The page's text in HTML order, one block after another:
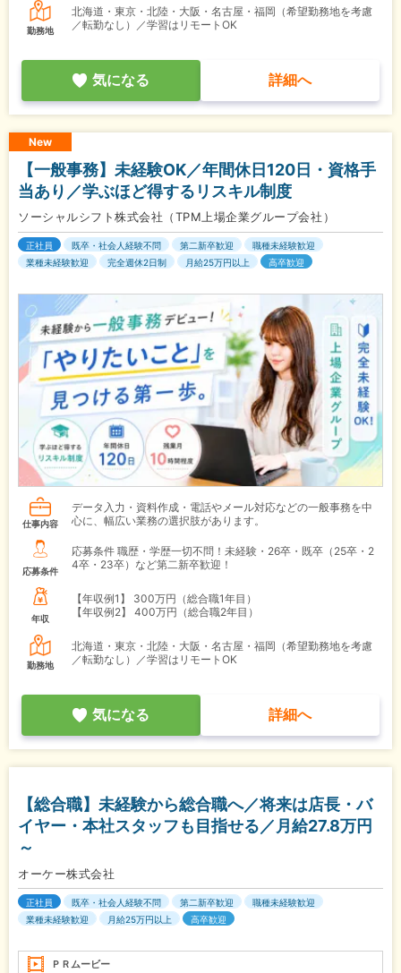
勤務地
北海道・東京・北陸・大阪・名古屋・福岡（希望勤務地を考慮
／転勤なし）／学習はリモートOK
気になる 詳細へ
New
【一般事務】未経験OK／年間休日120日・資格手
当あり／学ぶほど得するリスキル制度
ソーシャルシフト株式会社（TPM上場企業グループ会社）
正社員 既卒・社会人経験不問 第二新卒歓迎
職種未経験歓迎
業種未経験歓迎
完全週休2日制 月給25万円以上 高卒歓迎
仕事内容
データ入力・資料作成・電話やメール対応などの一般事務を中
心に、幅広い業務の選択肢があります。
応募条件
応募条件 職歴・学歴一切不問！未経験・26卒・既卒（25卒・2
4卒・23卒）など第二新卒歓迎！
年収
【年収例1】
300万円（総合職1年目）
【年収例2】
400万円（総合職2年目）
勤務地
北海道・東京・北陸・大阪・名古屋・福岡（希望勤務地を考慮
／転勤なし）／学習はリモートOK
気になる 詳細へ
【総合職】未経験から総合職へ／将来は店長・バ
イヤー・本社スタッフも目指せる／月給27.8万円
～
オーケー株式会社
正社員 既卒・社会人経験不問 第二新卒歓迎
職種未経験歓迎
業種未経験歓迎
月給25万円以上 高卒歓迎
ＰＲムービー